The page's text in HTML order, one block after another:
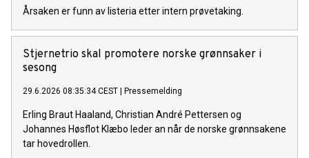
Årsaken er funn av listeria etter intern prøvetaking.
Stjernetrio skal promotere norske grønnsaker i
sesong
29.6.2026 08:35:34 CEST | Pressemelding
Erling Braut Haaland, Christian André Pettersen og
Johannes Høsflot Klæbo leder an når de norske grønnsakene
tar hovedrollen.